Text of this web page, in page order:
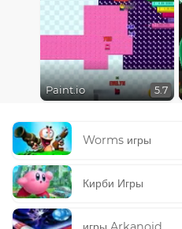
Paint.io 5.7
Worms игры
Кирби Игры